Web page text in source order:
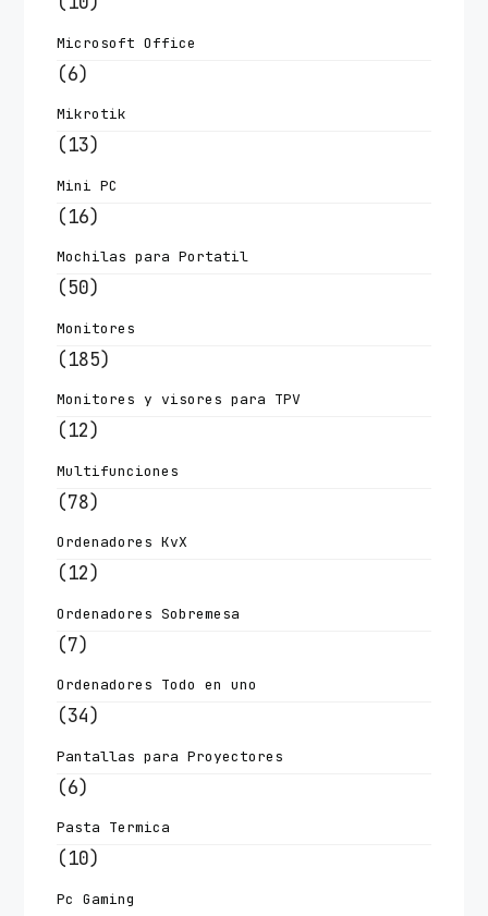
Microsoft Office
(6)
Mikrotik
(13)
Mini PC
(16)
Mochilas para Portatil
(50)
Monitores
(185)
Monitores y visores para TPV
(12)
Multifunciones
(78)
Ordenadores KvX
(12)
Ordenadores Sobremesa
(7)
Ordenadores Todo en uno
(34)
Pantallas para Proyectores
(6)
Pasta Termica
(10)
Pc Gaming